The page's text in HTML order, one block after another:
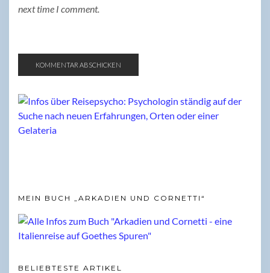
next time I comment.
MEIN BUCH „ARKADIEN UND CORNETTI“
BELIEBTESTE ARTIKEL